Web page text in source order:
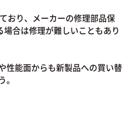
おり、メーカーの修理部品保
合は修理が難しいこともあり
性能面からも新製品への買い替